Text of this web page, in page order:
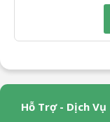
Hỗ Trợ - Dịch Vụ